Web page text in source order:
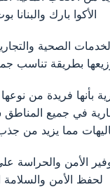
الأكوا بارك
بطريقة تناسب
في جميع
مما يزيد من جذب
لحفظ الأمن